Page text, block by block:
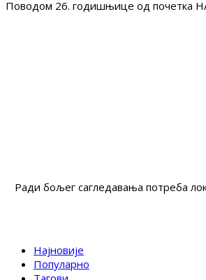
Поводом 26. годишњице од почетка
Ради бољег сагледавања потреба
Најновије
Популарно